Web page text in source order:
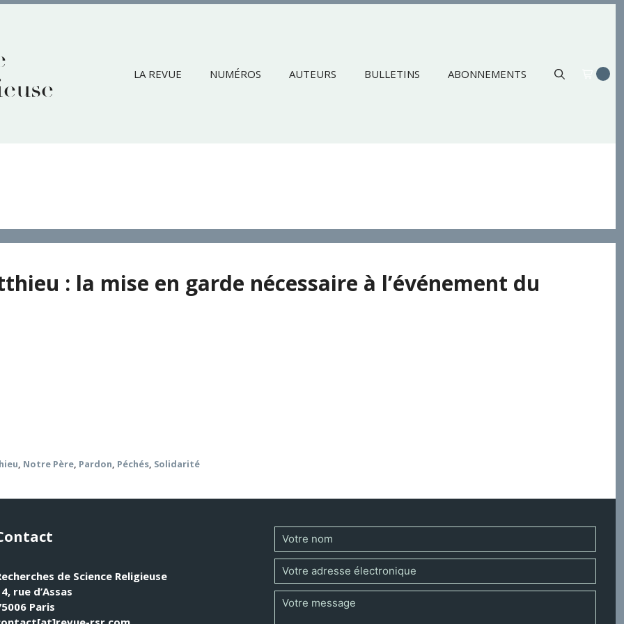
LA REVUE NUMÉROS AUTEURS BULLETINS ABONNEMENTS
: la mise en garde nécessaire à l’événement du
, Notre Père, Pardon, Péchés, Solidarité
de Science Religieuse
rue d’Assas
Paris